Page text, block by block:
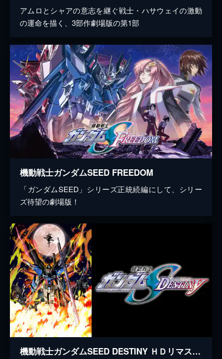
アムロとシャアの意志を継ぐ戦士・ハサウェイの激動
の運命を描く、3部作劇場版の第1部
機動戦士ガンダムSEED FREEDOM
「ガンダムSEED」シリーズ正統続編にして、シリー
ズ待望の劇場版！
機動戦士ガンダムSEED DESTINY ＨＤリマスター